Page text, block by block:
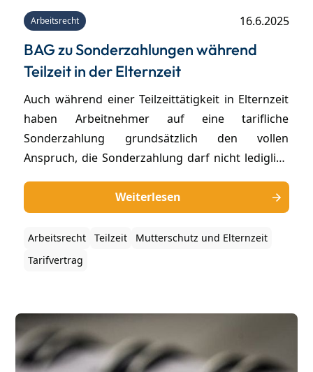
Arbeitsrecht 16.6.2025
BAG zu Sonderzahlungen während
Teilzeit in der Elternzeit
Auch während einer Teilzeittätigkeit in Elternzeit
haben Arbeitnehmer auf eine tarifliche
Sonderzahlung grundsätzlich den vollen
Anspruch, die Sonderzahlung darf nicht lediglich
Teilzeittätigkeit geleistet werden. Das BAG hat
kürzlich einen Fall entschieden, in dem es noch
um die Corona-Sonderzahlung ging. Obwohl die
betroffene Mitarbeiterin in Elternzeit war und
wie die Vollzeitbeschäftigten, so das Urteil des
BAG.
Weiterlesen
Arbeitsrecht Teilzeit
Mutterschutz und Elternzeit
Tarifvertrag